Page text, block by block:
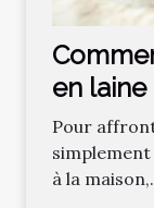
en
optimal
Pour
à la